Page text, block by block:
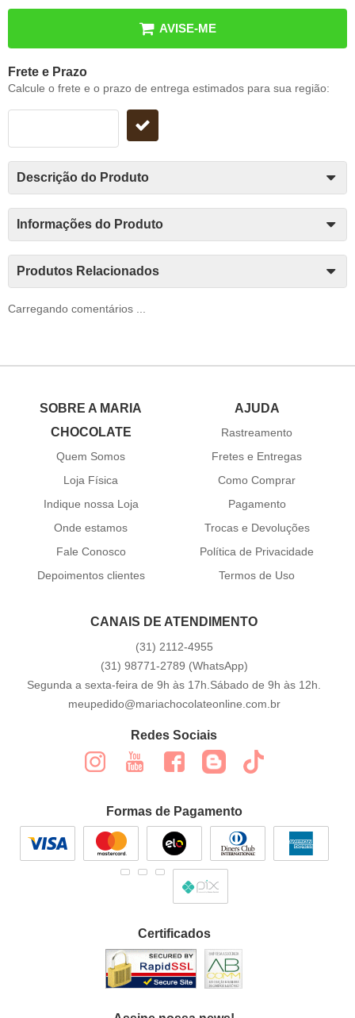
AVISE-ME
Frete e Prazo
Calcule o frete e o prazo de entrega estimados para sua região:
Descrição do Produto
Informações do Produto
Produtos Relacionados
Carregando comentários ...
SOBRE A MARIA
CHOCOLATE
Quem Somos
Loja Física
Indique nossa Loja
Onde estamos
Fale Conosco
Depoimentos clientes
AJUDA
Rastreamento
Fretes e Entregas
Como Comprar
Pagamento
Trocas e Devoluções
Política de Privacidade
Termos de Uso
CANAIS DE ATENDIMENTO
(31) 2112-4955
(31) 98771-2789 (WhatsApp)
Segunda a sexta-feira de 9h às 17h.Sábado de 9h às 12h.
meupedido@mariachocolateonline.com.br
Redes Sociais
Formas de Pagamento
Certificados